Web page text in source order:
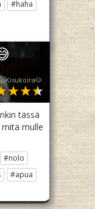
#haha
tässä
mulle
#nolo
#apua